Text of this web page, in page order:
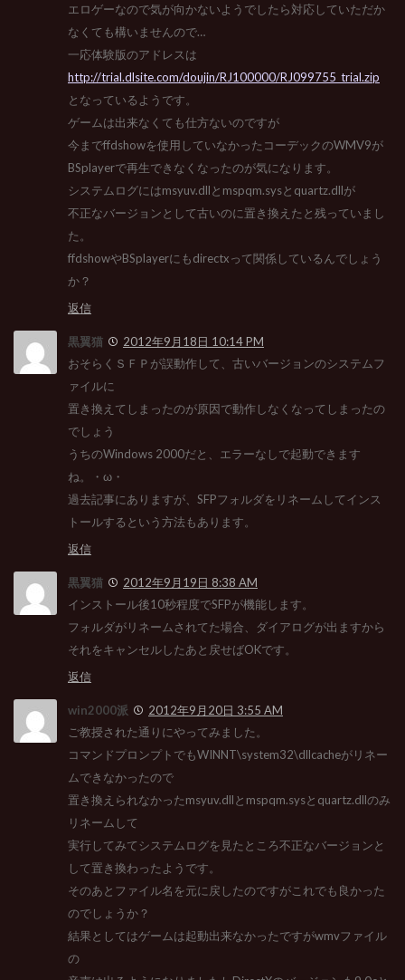
エロゲーなので気が向かないようでしたら対応していただか
なくても構いませんので…
一応体験版のアドレスは
http://trial.dlsite.com/doujin/RJ100000/RJ099755_trial.zip
となっているようです。
ゲームは出来なくても仕方ないのですが
今までffdshowを使用していなかったコーデックのWMV9が
BSplayerで再生できなくなったのが気になります。
システムログにはmsyuv.dllとmspqm.sysとquartz.dllが
不正なバージョンとして古いのに置き換えたと残っていまし
た。
ffdshowやBSplayerにもdirectxって関係しているんでしょう
か？
返信
黒翼猫
2012年9月18日 10:14 PM
おそらくＳＦＰが誤動作して、古いバージョンのシステムフ
ァイルに
置き換えてしまったのが原因で動作しなくなってしまったの
でしょう
うちのWindows 2000だと、エラーなしで起動できます
ね。・ω・
過去記事にありますが、SFPフォルダをリネームしてインス
トールするという方法もあります。
返信
黒翼猫
2012年9月19日 8:38 AM
インストール後10秒程度でSFPが機能します。
フォルダがリネームされてた場合、ダイアログが出ますから
それをキャンセルしたあと戻せばOKです。
返信
win2000派
2012年9月20日 3:55 AM
ご教授された通りにやってみました。
コマンドプロンプトでもWINNT\system32\dllcacheがリネー
ムできなかったので
置き換えられなかったmsyuv.dllとmspqm.sysとquartz.dllのみ
リネームして
実行してみてシステムログを見たところ不正なバージョンと
して置き換わったようです。
そのあとファイル名を元に戻したのですがこれでも良かった
のでしょうか？
結果としてはゲームは起動出来なかったですがwmvファイル
の